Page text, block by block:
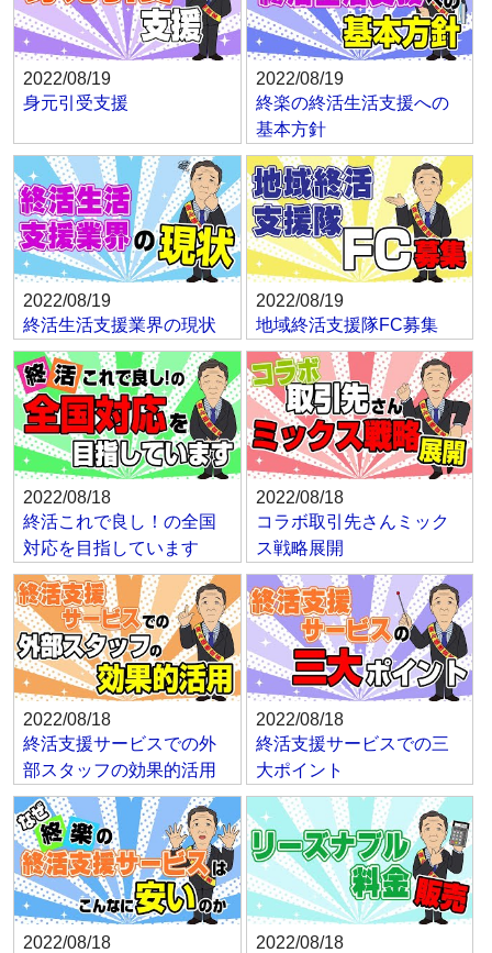
2022/08/19
身元引受支援
2022/08/19
終楽の終活生活支援への
基本方針
2022/08/19
終活生活支援業界の現状
2022/08/19
地域終活支援隊FC募集
2022/08/18
終活これで良し！の全国
対応を目指しています
2022/08/18
コラボ取引先さんミック
ス戦略展開
2022/08/18
終活支援サービスでの外
部スタッフの効果的活用
2022/08/18
終活支援サービスでの三
大ポイント
2022/08/18
2022/08/18